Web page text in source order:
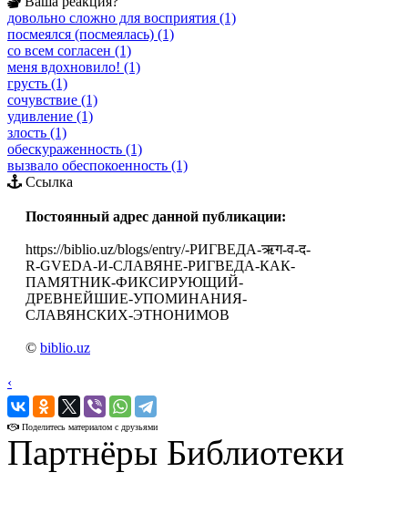
довольно сложно для восприятия (1)
посмеялся (посмеялась) (1)
со всем согласен (1)
меня вдохновило! (1)
грусть (1)
сочувствие (1)
удивление (1)
злость (1)
обескураженность (1)
вызвало обеспокоенность (1)
Ссылка
Постоянный адрес данной публикации:
https://biblio.uz/blogs/entry/-РИГВЕДА-ऋग-व-द-
R-GVEDA-И-СЛАВЯНЕ-РИГВЕДА-КАК-
ПАМЯТНИК-ФИКСИРУЮЩИЙ-
ДРЕВНЕЙШИЕ-УПОМИНАНИЯ-
СЛАВЯНСКИХ-ЭТНОНИМОВ
© biblio.uz
‹
›
Поделитесь материалом с друзьями
Партнёры Библиотеки